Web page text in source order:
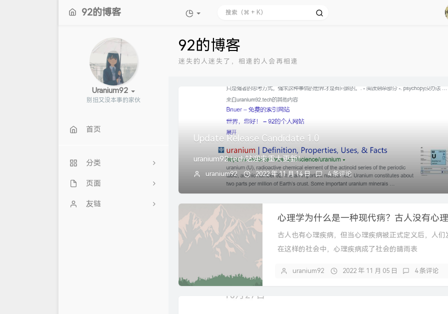
92的博客
Uranium92
别扭又没本事的家伙
首页
分类
30
11
页面
师大今天吃什么
友链
92的博客
迷失的人迷失了，相逢的人会再相逢
Update Release Candidate 1.0
uranium92.tech站迎来重大更新！
uranium92 2022 年 11 月 14 日 4 条评论
古人也有心理疾病，但当心理疾病被正式定义后，人们
在这样的社会中，心理疾病成了社会的晴雨表
uranium92 2022 年 11 月 05 日 4 条评论